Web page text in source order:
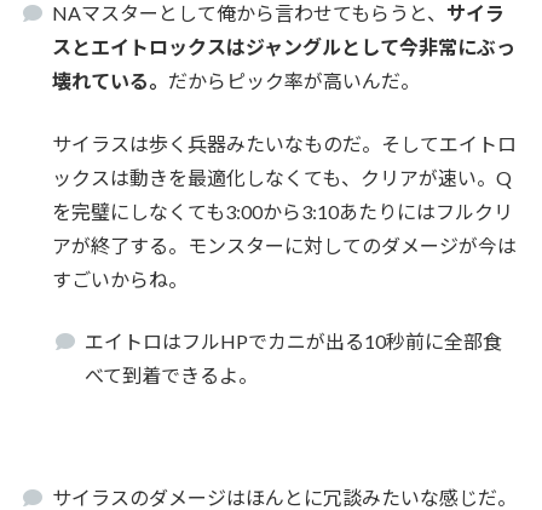
NAマスターとして俺から言わせてもらうと、 サイラ
スとエイトロックスはジャングルとして今非常にぶっ
壊れている。 だからピック率が高いんだ。
サイラスは歩く兵器みたいなものだ。そしてエイトロ
ックスは動きを最適化しなくても、クリアが速い。Q
を完璧にしなくても3:00から3:10あたりにはフルクリ
アが終了する。モンスターに対してのダメージが今は
すごいからね。
エイトロはフルHPでカニが出る10秒前に全部食
べて到着できるよ。
サイラスのダメージはほんとに冗談みたいな感じだ。